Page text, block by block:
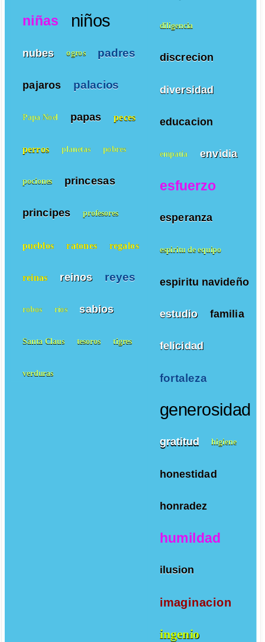
diligencia
discrecion
diversidad
educacion
empatía envidia
esfuerzo
esperanza
espiritu de equipo
espiritu navideño
estudio familia
felicidad
fortaleza
generosidad
gratitud higiene
honestidad
honradez
humildad
ilusion
imaginacion
ingenio
niñas niños
nubes ogros padres
pajaros palacios
Papa Noel papas peces
perros planetas pobres
pociones princesas
principes profesores
pueblos ratones regalos
reinas reinos reyes
robos ríos sabios
Santa Claus tesoros tigres
verduras